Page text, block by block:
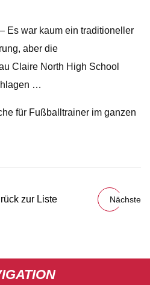
Es war kaum ein traditioneller
aber die
Claire North High School
…
für Fußballtrainer im ganzen
zur Liste Nächste